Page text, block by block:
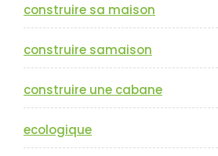
construire sa maison
construire samaison
construire une cabane
ecologique